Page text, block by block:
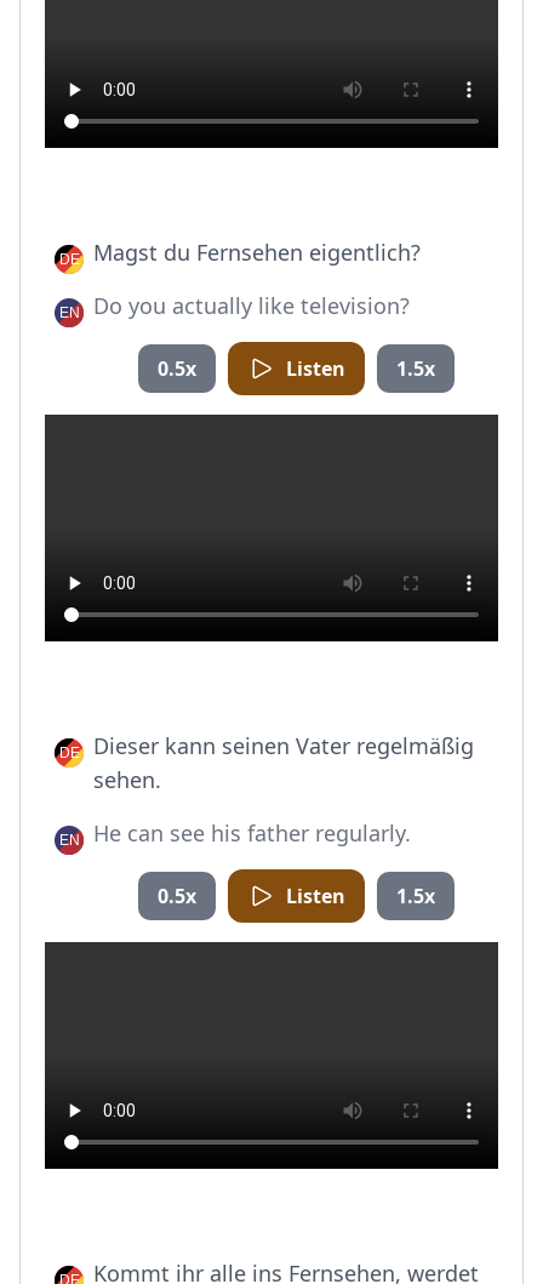
Magst du Fernsehen eigentlich?
Do you actually like television?
0.5x Listen 1.5x
Dieser kann seinen Vater regelmäßig
sehen.
He can see his father regularly.
0.5x Listen 1.5x
Kommt ihr alle ins Fernsehen, werdet